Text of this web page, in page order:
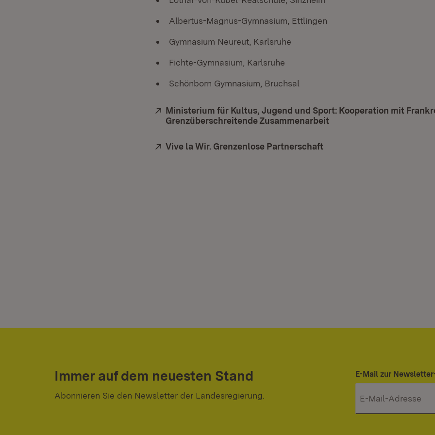
Albertus-Magnus-Gymnasium, Ettlingen
Gymnasium Neureut, Karlsruhe
Fichte-Gymnasium, Karlsruhe
Schönborn Gymnasium, Bruchsal
Extern:
Ministerium für Kultus, Jugend und Sport: Kooperation mit
Grenzüberschreitende Zusammenarbeit
Extern:
Vive la Wir. Grenzenlose Partnerschaft
Immer auf dem neuesten Stand
Abonnieren Sie den Newsletter der Landesregierung.
E-Mail zur